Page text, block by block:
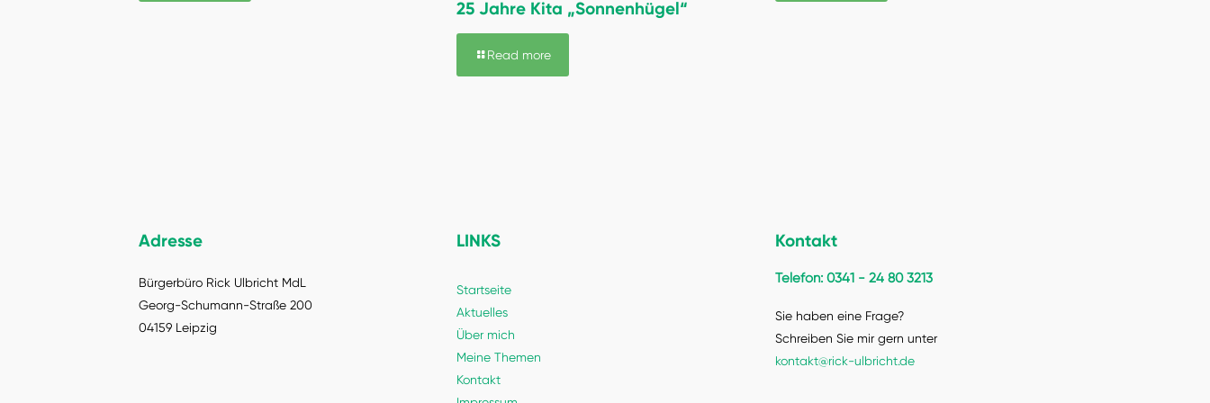
25 Jahre Kita „Sonnenhügel“
Read more
Adresse
Bürgerbüro Rick Ulbricht MdL
Georg-Schumann-Straße 200
04159 Leipzig
LINKS
Startseite
Aktuelles
Über mich
Meine Themen
Kontakt
Kontakt
Telefon: 0341 - 24 80 3213
Sie haben eine Frage?
Schreiben Sie mir gern unter
kontakt@rick-ulbricht.de